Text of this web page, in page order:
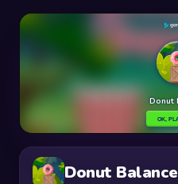
Donut Balance